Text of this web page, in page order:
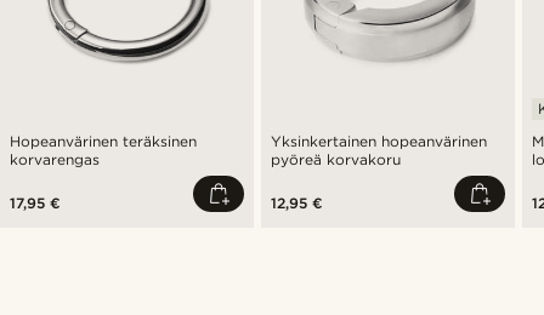
Hopeanvärinen teräksinen
korvarengas
17,95 €
Yksinkertainen hopeanvärinen
pyöreä korvakoru
12,95 €